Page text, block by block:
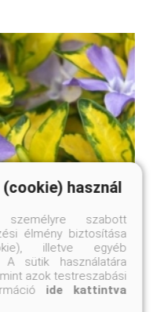
használ
személyre szabott
élmény biztosítása
illetve egyéb
A sütik használatára
azok testreszabási
ide kattintva